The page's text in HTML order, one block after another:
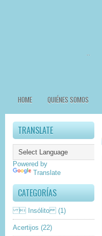
HOME QUIÉNES SOMOS
TRANSLATE
Powered by
Translate
CATEGORÍAS
 Insólito (1)
Acertijos (22)